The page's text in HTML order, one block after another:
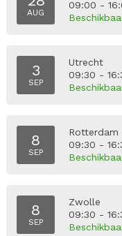
AUG
09:00 -
3
SEP
Utrecht
09:30 -
8
SEP
Rotterdam
09:30 -
8
SEP
Zwolle
09:30 -